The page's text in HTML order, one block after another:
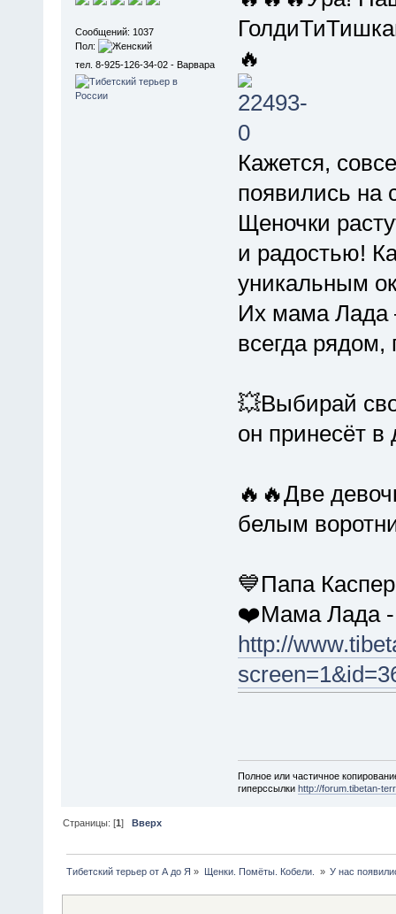
Сообщений: 1037
Пол:
тел. 8-925-126-34-02 - Варвара
🔥
Кажется,
появились на
Щеночки
и радостью!
уникальным
Их мама Лада
всегда рядом,
💥Выбирай
он принесёт в
🔥🔥Две
белым
💙Папа
❤️Мама Лада -​
http://
Полное или частичное
гиперссылки http://forum.tibetan-
Страницы: [1]Вверх
Тибетский терьер от А до Я » Щенки. Помëты. Кобели. » У нас